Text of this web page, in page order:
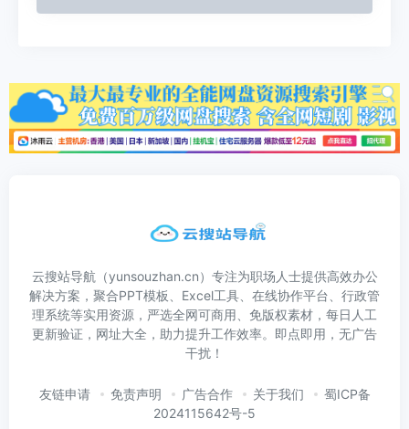
云搜站导航（yunsouzhan.cn）专注为职场人士提供高效办公
解决方案，聚合PPT模板、Excel工具、在线协作平台、行政管
理系统等实用资源，严选全网可商用、免版权素材，每日人工
更新验证，网址大全，助力提升工作效率。即点即用，无广告
干扰！
友链申请 免责声明 广告合作 关于我们
蜀ICP备
2024115642号-5